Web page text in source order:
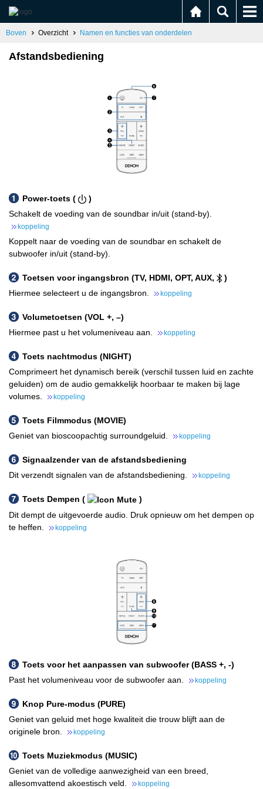
Boven Overzicht Namen en functies van onderdelen
Afstandsbediening
Power-toets (
)
Schakelt de voeding van de soundbar in/uit (stand-by).
koppeling
Koppelt naar de voeding van de soundbar en schakelt de
subwoofer in/uit (stand-by).
Toetsen voor ingangsbron (TV, HDMI, OPT, AUX,
)
Hiermee selecteert u de ingangsbron.
koppeling
Volumetoetsen (VOL +, –)
Hiermee past u het volumeniveau aan.
koppeling
Toets nachtmodus (NIGHT)
Comprimeert het dynamisch bereik (verschil tussen luid en zachte
geluiden) om de audio gemakkelijk hoorbaar te maken bij lage
volumes.
koppeling
Toets Filmmodus (MOVIE)
Geniet van bioscoopachtig surroundgeluid.
koppeling
Signaalzender van de afstandsbediening
Dit verzendt signalen van de afstandsbediening.
koppeling
Toets Dempen (
)
Dit dempt de uitgevoerde audio. Druk opnieuw om het dempen op
te heffen.
koppeling
Toets voor het aanpassen van subwoofer (BASS +, -)
Past het volumeniveau voor de subwoofer aan.
koppeling
Knop Pure-modus (PURE)
Geniet van geluid met hoge kwaliteit die trouw blijft aan de
originele bron.
koppeling
Toets Muziekmodus (MUSIC)
Geniet van de volledige aanwezigheid van een breed,
allesomvattend akoestisch veld.
koppeling